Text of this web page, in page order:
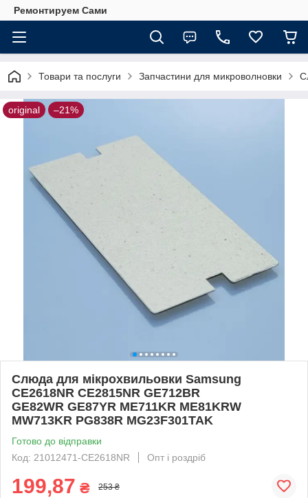
Ремонтируем Сами
Товари та послуги Запчастини для микроволновки
original –21%
Слюда для мікрохвильовки Samsung
CE2618NR CE2815NR GE712BR
GE82WR GE87YR ME711KR ME81KRW
MW713KR PG838R MG23F301TAK
Готово до відправки
Код: 21012471-CE2618NR
Опт і роздріб
199,87 ₴ 253 ₴